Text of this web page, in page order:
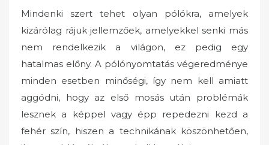
Mindenki szert tehet olyan pólókra, amelyek
kizárólag rájuk jellemzőek, amelyekkel senki más
nem rendelkezik a világon, ez pedig egy
hatalmas előny. A pólónyomtatás végeredménye
minden esetben minőségi, így nem kell amiatt
aggódni, hogy az első mosás után problémák
lesznek a képpel vagy épp repedezni kezd a
fehér szín, hiszen a technikának köszönhetően,